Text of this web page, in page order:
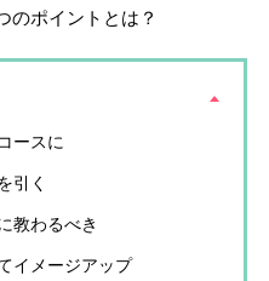
のポイントとは？
ースに
引く
教わるべき
イメージアップ